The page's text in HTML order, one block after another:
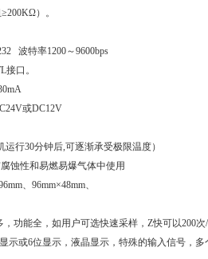
≥200KΩ）。
波特率1200～9600bps
接口。
或DC12V
运行30分钟后,可逐渐承受极限温度）
蚀性和易燃易爆气体中使用
、 96mm×48mm、
，功能全，如用户可选快速采样，Z快可以200次/
示或6位显示，液晶显示，特殊的输入信号，